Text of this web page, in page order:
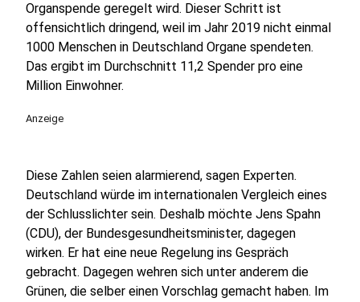
Organspende geregelt wird. Dieser Schritt ist
offensichtlich dringend, weil im Jahr 2019 nicht einmal
1000 Menschen in Deutschland Organe spendeten.
Das ergibt im Durchschnitt 11,2 Spender pro eine
Million Einwohner.
Anzeige
Diese Zahlen seien alarmierend, sagen Experten.
Deutschland würde im internationalen Vergleich eines
der Schlusslichter sein. Deshalb möchte Jens Spahn
(CDU), der Bundesgesundheitsminister, dagegen
wirken. Er hat eine neue Regelung ins Gespräch
gebracht. Dagegen wehren sich unter anderem die
Grünen, die selber einen Vorschlag gemacht haben. Im